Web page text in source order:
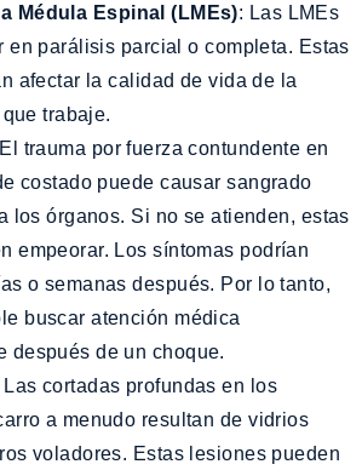
Médula Espinal (LMEs): Las LMEs
en parálisis parcial o completa. Estas
afectar la calidad de vida de la
trabaje.
trauma por fuerza contundente en
costado puede causar sangrado
los órganos. Si no se atienden, estas
empeorar. Los síntomas podrían
o semanas después. Por lo tanto,
buscar atención médica
después de un choque.
Las cortadas profundas en los
a menudo resultan de vidrios
voladores. Estas lesiones pueden